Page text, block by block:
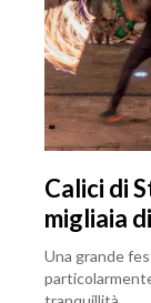
Calici di
migliaia
Una grande